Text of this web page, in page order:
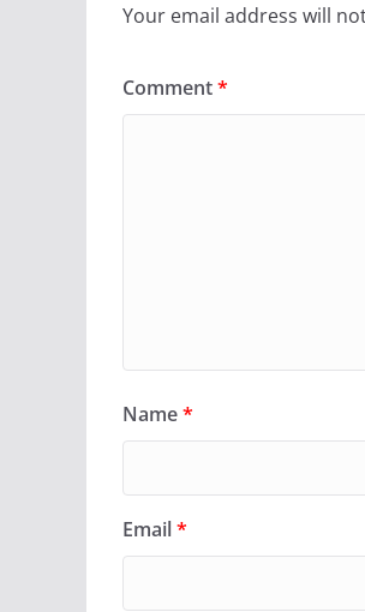
Your email address will
Comment*
Name*
Email*